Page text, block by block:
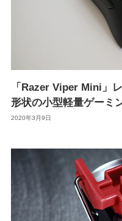
「Razer Viper Mini」
形状の小型軽量ゲーミ
2020年3月9日